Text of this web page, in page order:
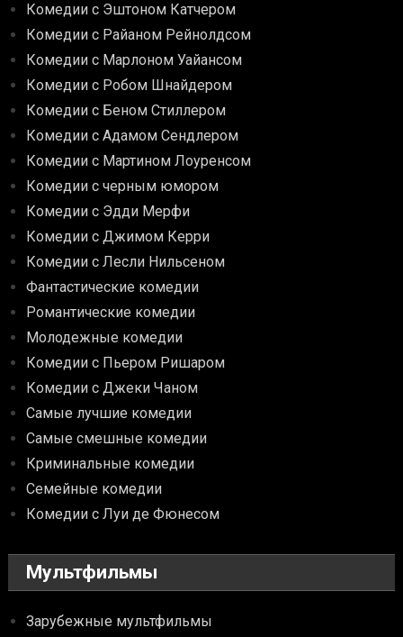
Комедии с Эштоном Катчером
Комедии с Райаном Рейнолдсом
Комедии с Марлоном Уайансом
Комедии с Робом Шнайдером
Комедии с Беном Стиллером
Комедии с Адамом Сендлером
Комедии с Мартином Лоуренсом
Комедии с черным юмором
Комедии с Эдди Мерфи
Комедии с Джимом Керри
Комедии с Лесли Нильсеном
Фантастические комедии
Романтические комедии
Молодежные комедии
Комедии с Пьером Ришаром
Комедии с Джеки Чаном
Самые лучшие комедии
Самые смешные комедии
Криминальные комедии
Семейные комедии
Комедии с Луи де Фюнесом
Мультфильмы
Зарубежные мультфильмы